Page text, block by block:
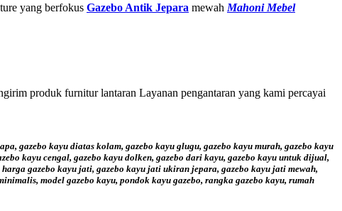
yang berfokus Gazebo Antik Jepara mewah Mahoni Mebel
produk furnitur lantaran Layanan pengantaran yang kami percayai
gazebo kayu diatas kolam, gazebo kayu glugu, gazebo kayu murah, gazebo kayu
kayu cengal, gazebo kayu dolken, gazebo dari kayu, gazebo kayu untuk dijual,
gazebo kayu jati, gazebo kayu jati ukiran jepara, gazebo kayu jati mewah,
model gazebo kayu, pondok kayu gazebo, rangka gazebo kayu, rumah